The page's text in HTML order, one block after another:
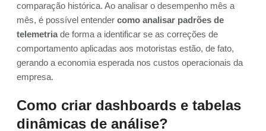
comparação histórica. Ao analisar o desempenho mês a
mês, é possível entender como analisar padrões de
telemetriade forma a identificar se as correções de
comportamento aplicadas aos motoristas estão, de fato,
gerando a economia esperada nos custos operacionais da
empresa.
Como criar dashboards e tabelas
dinâmicas de análise?